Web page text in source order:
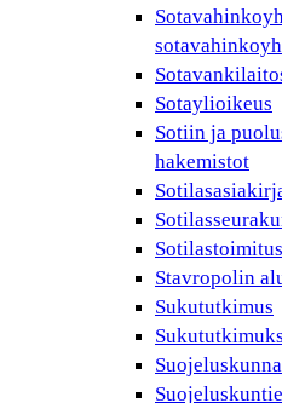
Sotaylioikeus
Sotiin ja
hakemistot
Stavropolin
Sukututkimus